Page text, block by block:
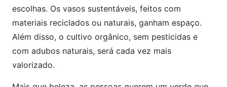
escolhas. Os vasos sustentáveis, feitos com
materiais reciclados ou naturais, ganham espaço.
Além disso, o cultivo orgânico, sem pesticidas e
com adubos naturais, será cada vez mais
valorizado.